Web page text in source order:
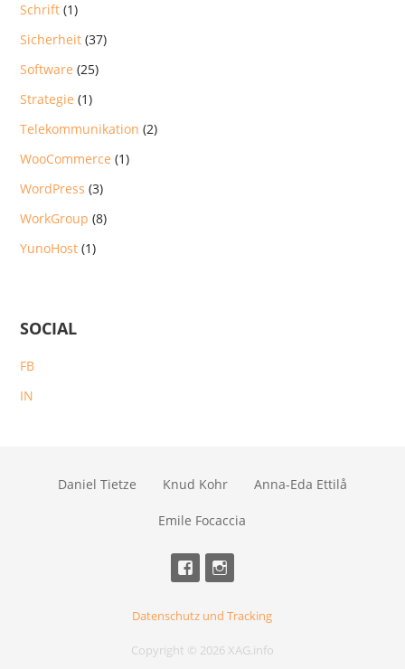
Schrift (1)
Sicherheit (37)
Software (25)
Strategie (1)
Telekommunikation (2)
WooCommerce (1)
WordPress (3)
WorkGroup (8)
YunoHost (1)
SOCIAL
FB
IN
Daniel Tietze Knud Kohr Anna-Eda Ettilå
Emile Focaccia
Datenschutz und Tracking
Copyright © 2026 XAG.info